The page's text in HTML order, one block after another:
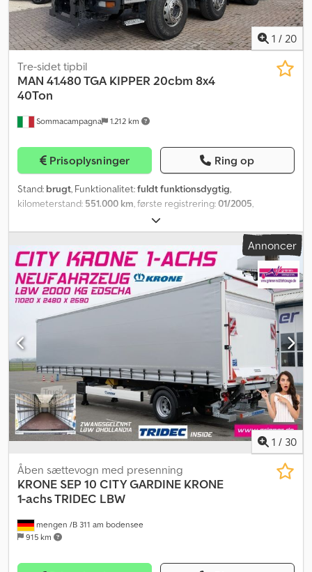
1 / 20
Sommacampagna 1.212 km
Tre-sidet tipbil
MAN 41.480 TGA KIPPER 20cbm 8x4
40Ton
Prisoplysninger Ring op
Stand: brugt, Funktionalitet:fuldt funktionsdygtig,
kilometerstand: 551.000 km, første registrering:01/2005,
, tomvægt:16.100 kg
23.900 kg, samlet vægt:40.000 kg, dækkets tilstand:40 procent,
akslekonfiguration: 8x4 , brændstof: diesel , brændstoftank
kapacitet:
300 l, farve:hvid, førerhus:dagkabine
, geartype:
mekanisk, emissionsklasse:Euro 3, samlet længde:8.480 mm,
lastepladsvolumen:20 m³, Produktionsår:2005 , Udstyr:
ABS,
differentialespær, klimaanlæg, tågelygter
, MAN 41.480TGA
Trekantskipper 20 m³ med presenning Credpoy Ndamsfx Acasf
8x4 Differentialspærre Bladaffjedret 13T AP-aksler ZF-manuel
gearkasse Euro 3 Totalvægt 40.000 kg – nyttelast 23.900 kg
Samlet længde lastbil 8,48 m Dæk 40% 300L tank Solskærm
Tågelygter Rund forlygter Centrallås Klimaanlæg ABS Alle
oplysninger uden garanti/forbehold for fejl.
Annoncer
1 / 30
mengen /B 311 am bodensee
915 km
Åben sættevogn med presenning
KRONE SEP 10 CITY GARDINE KRONE
1-achs TRIDEC LBW